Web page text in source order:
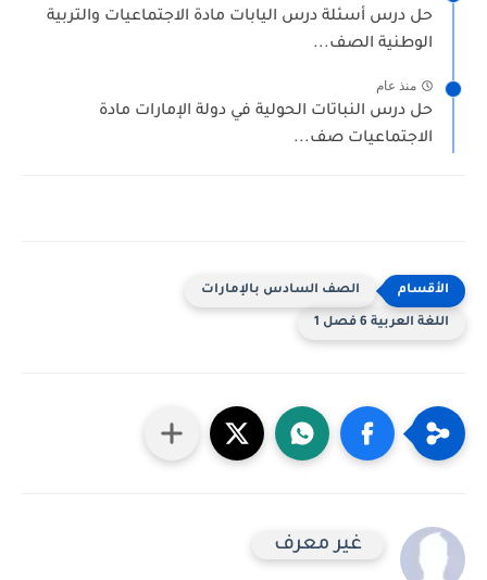
حل درس أسئلة درس اليابات مادة الاجتماعيات والتربية
الوطنية الصف...
منذ عام
حل درس النباتات الحولية في دولة الإمارات مادة
الاجتماعيات صف...
الصف السادس بالإمارات
اللغة العربية 6 فصل 1
غير معرف